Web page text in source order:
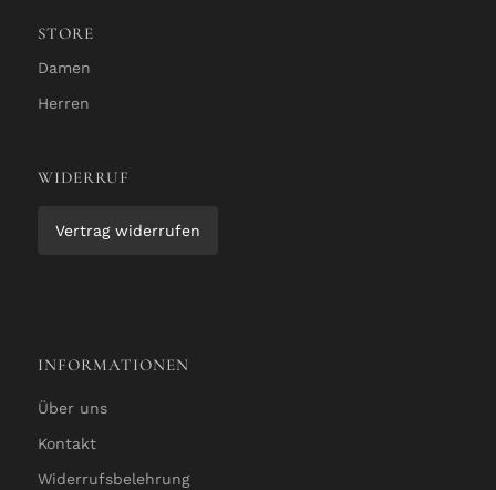
STORE
Damen
Herren
WIDERRUF
Vertrag widerrufen
INFORMATIONEN
Über uns
Kontakt
Widerrufsbelehrung